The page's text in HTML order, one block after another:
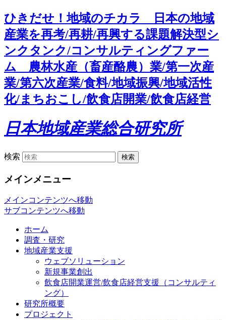
ひきだせ！地域のチカラ 日本の地域
産業を再考/再耕/再興する課題解決型シ
ンクタンク/コンサルティングファー
ム 農林水産（畜産酪農）業/第一次産
業/第六次産業/食料/地域振興/地域活性
化/まちおこし/飲食店開業/飲食店経営
日本地域産業総合研究所
検索
メインメニュー
メインコンテンツへ移動
サブコンテンツへ移動
ホーム
調査・研究
地域産業支援
ウェブソリューション
新規事業創出
飲食店開業運営/飲食店経営支援（コンサルティ
ング）
研究所概要
プロジェクト